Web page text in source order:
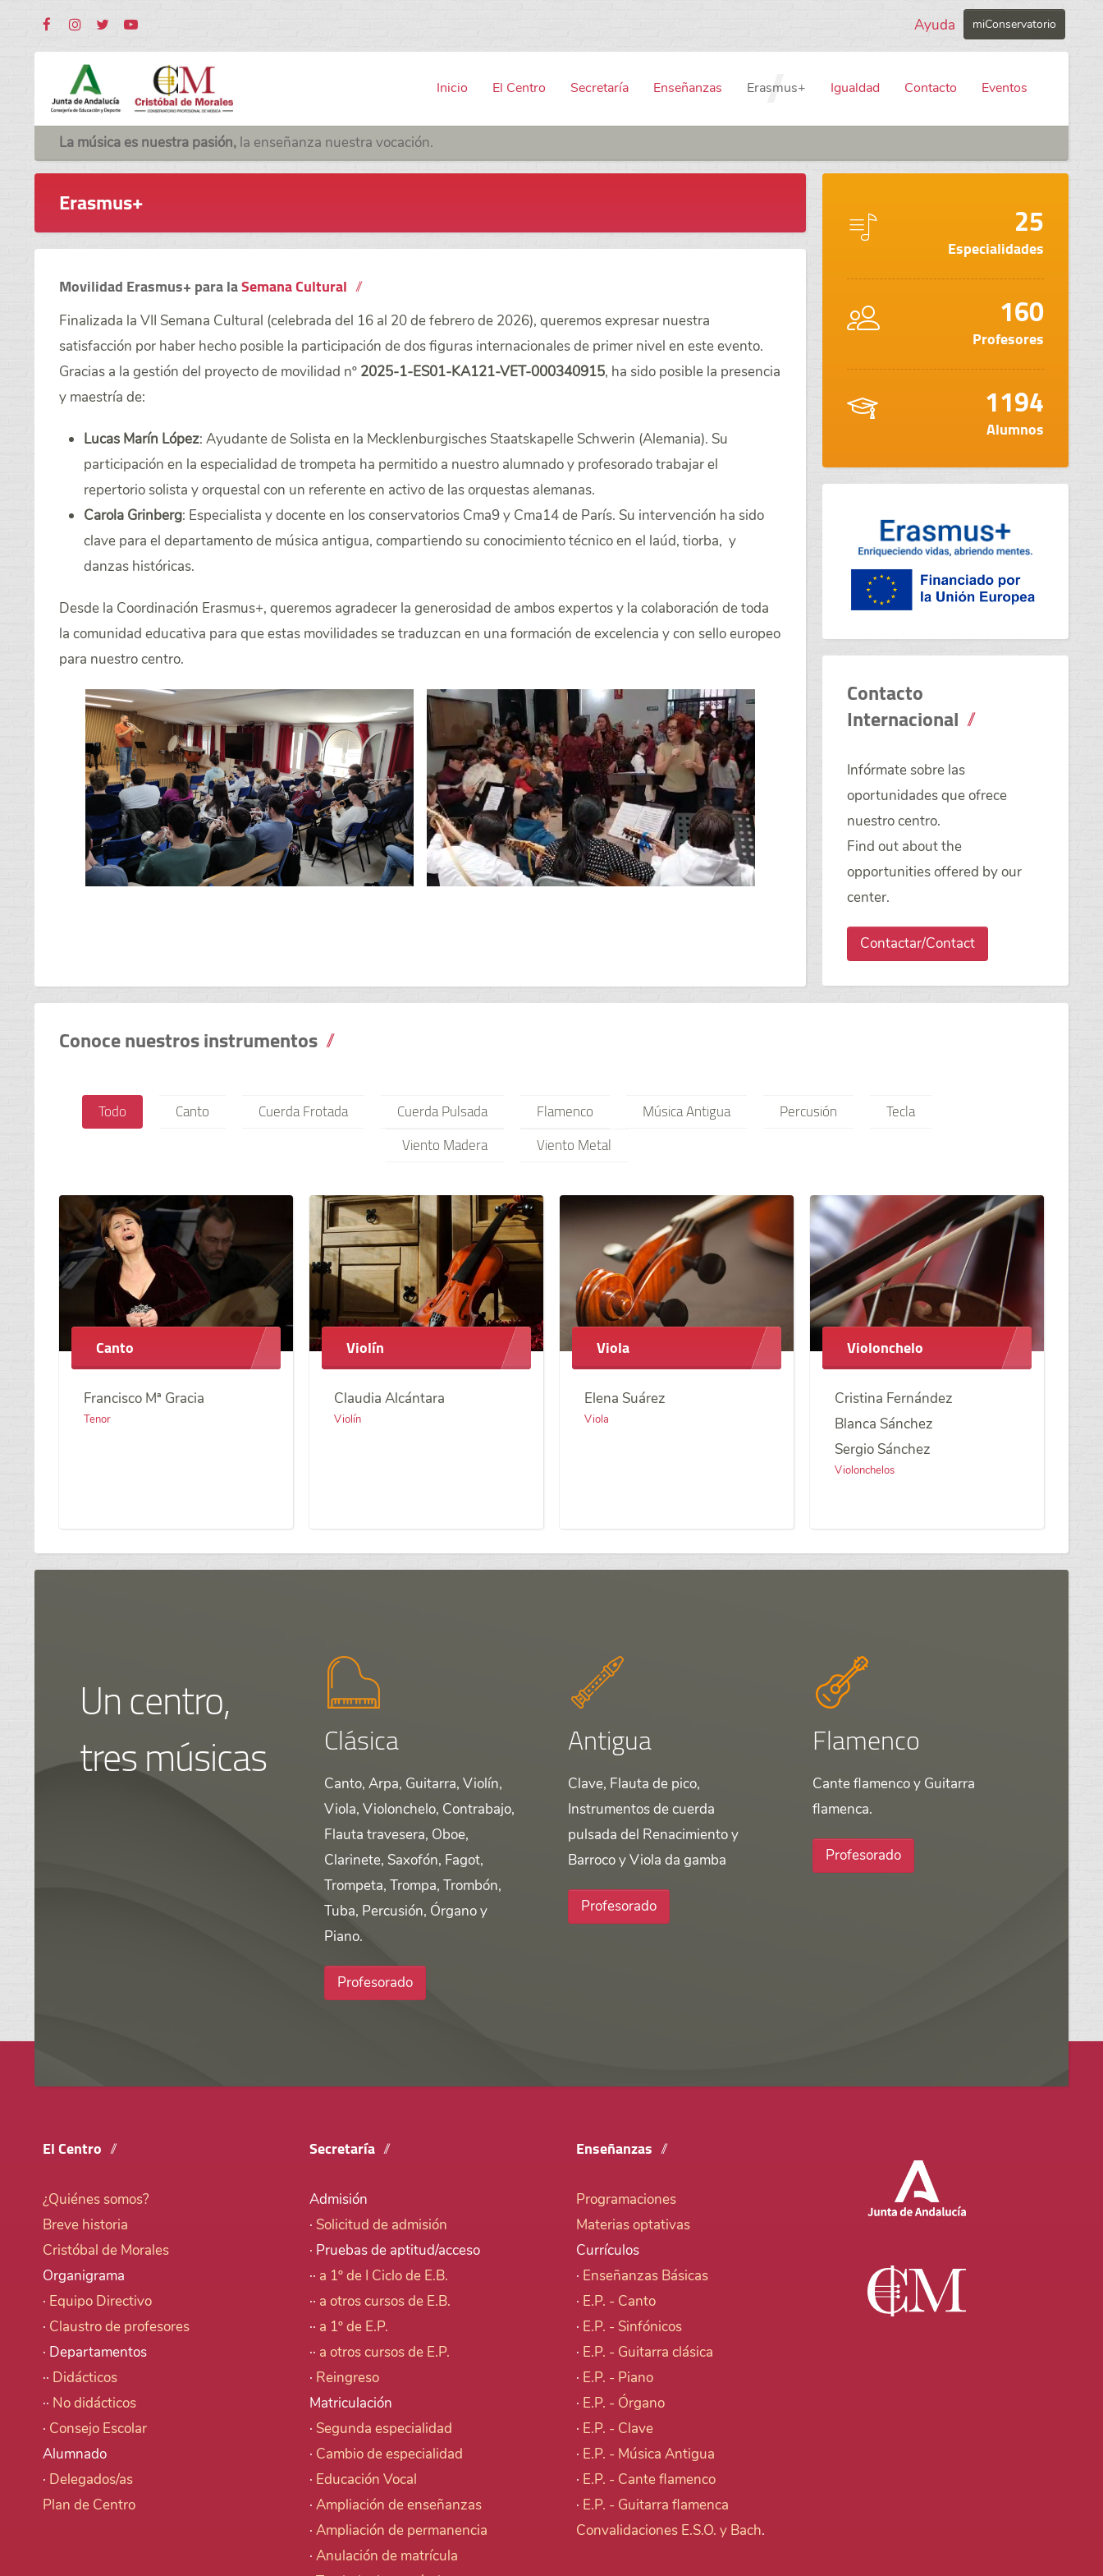
miConservatorio
Ayuda
Inicio El Centro Secretaría Enseñanzas Erasmus+ Igualdad Contacto Eventos
La música es nuestra pasión, la enseñanza nuestra vocación.
Erasmus+
Movilidad Erasmus+ para laSemana Cultural
Finalizada la VII Semana Cultural (celebrada del 16 al 20 de febrero de 2026), queremos expresar nuestra
satisfacción por haber hecho posible la participación de dos figuras internacionales de primer nivel en este evento.
Gracias a la gestión del proyecto de movilidad nº 2025-1-ES01-KA121-VET-000340915, ha sido posible la presencia
y maestría de:
Lucas Marín López: Ayudante de Solista en la Mecklenburgisches Staatskapelle Schwerin (Alemania). Su
participación en la especialidad de trompeta ha permitido a nuestro alumnado y profesorado trabajar el
repertorio solista y orquestal con un referente en activo de las orquestas alemanas.
Carola Grinberg: Especialista y docente en los conservatorios Cma9 y Cma14 de París. Su intervención ha sido
clave para el departamento de música antigua, compartiendo su conocimiento técnico en el laúd, tiorba, y
danzas históricas.
Desde la Coordinación Erasmus+, queremos agradecer la generosidad de ambos expertos y la colaboración de toda
la comunidad educativa para que estas movilidades se traduzcan en una formación de excelencia y con sello europeo
para nuestro centro.
25
Especialidades
160
Profesores
1194
Alumnos
Contacto
Internacional
Infórmate sobre las
oportunidades que ofrece
nuestro centro.
Find out about the
opportunities offered by our
center.
Contactar/Contact
Conoce nuestros instrumentos
Todo Canto Cuerda Frotada Cuerda Pulsada Flamenco Música Antigua Percusión
Tecla
Viento Madera
Viento Metal
Canto
Francisco Mª Gracia
Tenor
Violín
Claudia Alcántara
Violín
Viola
Elena Suárez
Viola
Violonchelo
Cristina Fernández
Blanca Sánchez
Sergio Sánchez
Violonchelos
Un centro,
tres músicas
Clásica
Canto, Arpa, Guitarra, Violín,
Viola, Violonchelo, Contrabajo,
Flauta travesera, Oboe,
Clarinete, Saxofón, Fagot,
Trompeta, Trompa, Trombón,
Tuba, Percusión, Órgano y
Piano.
Profesorado
Antigua
Clave, Flauta de pico,
Instrumentos de cuerda
pulsada del Renacimiento y
Barroco y Viola da gamba
Profesorado
Flamenco
Cante flamenco y Guitarra
flamenca.
Profesorado
El Centro
¿Quiénes somos?
Breve historia
Cristóbal de Morales
Organigrama
· Equipo Directivo
· Claustro de profesores
· Departamentos
·· Didácticos
·· No didácticos
· Consejo Escolar
Alumnado
· Delegados/as
Plan de Centro
Secretaría
Admisión
· Solicitud de admisión
· Pruebas de aptitud/acceso
·· a 1º de I Ciclo de E.B.
·· a otros cursos de E.B.
·· a 1º de E.P.
·· a otros cursos de E.P.
· Reingreso
Matriculación
· Segunda especialidad
· Cambio de especialidad
· Educación Vocal
· Ampliación de enseñanzas
· Ampliación de permanencia
· Anulación de matrícula
Enseñanzas
Programaciones
Materias optativas
Currículos
· Enseñanzas Básicas
· E.P. - Canto
· E.P. - Sinfónicos
· E.P. - Guitarra clásica
· E.P. - Piano
· E.P. - Órgano
· E.P. - Clave
· E.P. - Música Antigua
· E.P. - Cante flamenco
· E.P. - Guitarra flamenca
Convalidaciones E.S.O. y Bach.